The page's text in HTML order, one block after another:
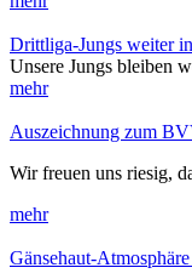
Drittliga-Jungs weiter
Unsere Jungs bleiben
mehr
Auszeichnung zum
Wir freuen uns riesig,
mehr
Gänsehaut-